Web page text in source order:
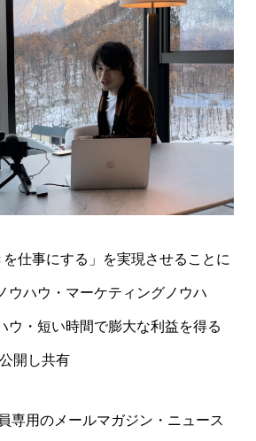
仕事にする」を実現させることに
ウハウ・マーケティングノウハ
ウ・短い時間で膨大な利益を得る
開し共有
専用のメールマガジン・ニュース